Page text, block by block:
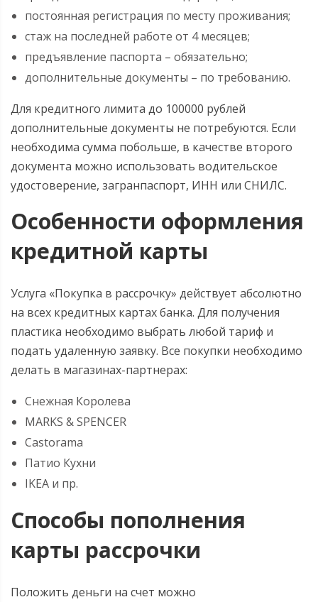
постоянная регистрация по месту проживания;
стаж на последней работе от 4 месяцев;
предъявление паспорта – обязательно;
дополнительные документы – по требованию.
Для кредитного лимита до 100000 рублей
дополнительные документы не потребуются. Если
необходима сумма побольше, в качестве второго
документа можно использовать водительское
удостоверение, загранпаспорт, ИНН или СНИЛС.
Особенности оформления
кредитной карты
Услуга «Покупка в рассрочку» действует абсолютно
на всех кредитных картах банка. Для получения
пластика необходимо выбрать любой тариф и
подать удаленную заявку. Все покупки необходимо
делать в магазинах-партнерах:
Снежная Королева
MARKS & SPENCER
Castorama
Патио Кухни
IKEA и пр.
Способы пополнения
карты рассрочки
Положить деньги на счет можно